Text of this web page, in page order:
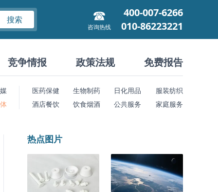
搜索
咨询热线
400-007-6266
010-86223221
竞争情报 政策法规 免费报告
医药保健 生物制药 日化用品
服装纺织
酒店餐饮
饮食烟酒 公共服务 家庭服务
热点图片